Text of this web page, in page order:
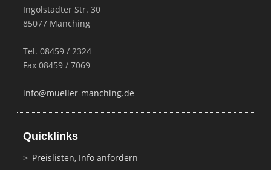
Ingolstädter Str. 30
85077 Manching
Tel. 08459 / 2324
Fax 08459 / 7069
info@mueller-manching.de
Quicklinks
Preislisten, Info anfordern